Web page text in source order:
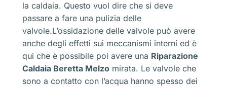
la caldaia. Questo vuol dire che si deve
passare a fare una pulizia delle
valvole.L’ossidazione delle valvole può avere
anche degli effetti sui meccanismi interni ed è
qui che è possibile poi avere una Riparazione
Caldaia Beretta Melzo mirata. Le valvole che
sono a contatto con l’acqua hanno spesso dei